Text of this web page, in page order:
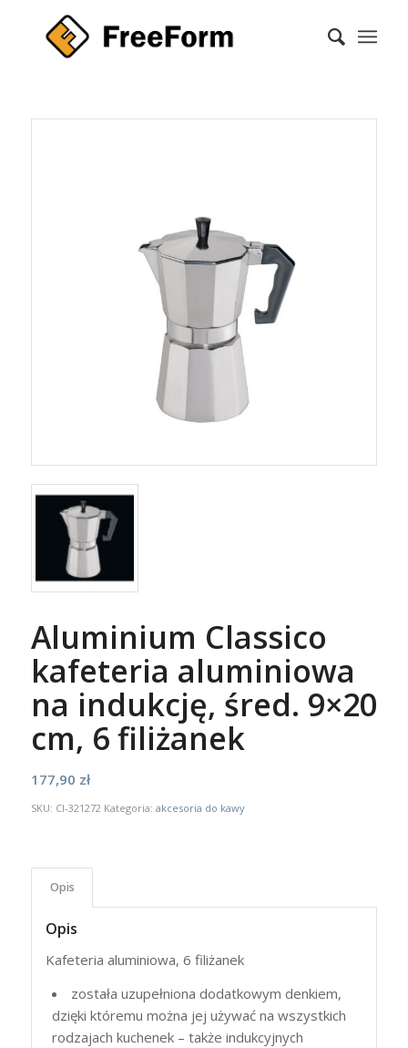
Aluminium Classico
kafeteria aluminiowa
na indukcję, śred. 9×20
cm, 6 filiżanek
177,90 zł
SKU: CI-321272 Kategoria: akcesoria do kawy
Opis
Opis
Kafeteria aluminiowa, 6 filiżanek
została uzupełniona dodatkowym denkiem,
dzięki któremu można jej używać na wszystkich
rodzajach kuchenek – także indukcyjnych